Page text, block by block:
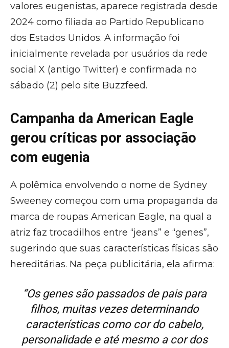
valores eugenistas, aparece registrada desde
2024 como filiada ao Partido Republicano
dos Estados Unidos. A informação foi
inicialmente revelada por usuários da rede
social X (antigo Twitter) e confirmada no
sábado (2) pelo site Buzzfeed.
Campanha da American Eagle
gerou críticas por associação
com eugenia
A polêmica envolvendo o nome de Sydney
Sweeney começou com uma propaganda da
marca de roupas American Eagle, na qual a
atriz faz trocadilhos entre “jeans” e “genes”,
sugerindo que suas características físicas são
hereditárias. Na peça publicitária, ela afirma:
“Os genes são passados de pais para
filhos, muitas vezes determinando
características como cor do cabelo,
personalidade e até mesmo a cor dos